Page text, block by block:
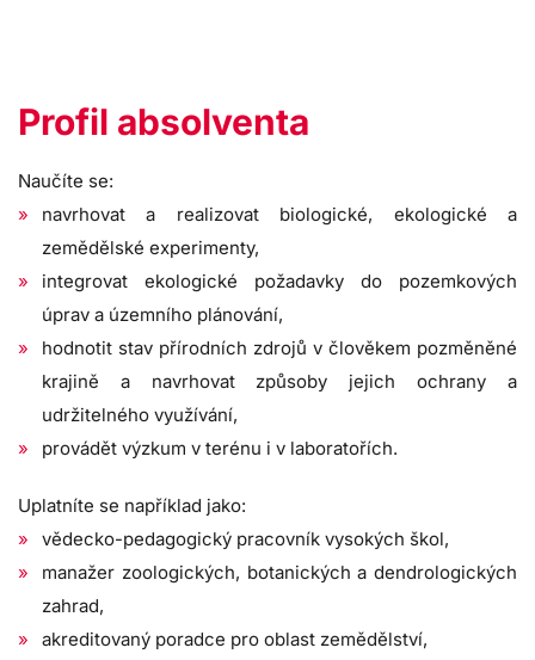
Profil absolventa
Naučíte se:
navrhovat a realizovat biologické, ekologické a
zemědělské experimenty,
integrovat ekologické požadavky do pozemkových
úprav a územního plánování,
hodnotit stav přírodních zdrojů v člověkem pozměněné
krajině a navrhovat způsoby jejich ochrany a
udržitelného využívání,
provádět výzkum v terénu i v laboratořích.
Uplatníte se například jako:
vědecko-pedagogický pracovník vysokých škol,
manažer zoologických, botanických a dendrologických
zahrad,
akreditovaný poradce pro oblast zemědělství,